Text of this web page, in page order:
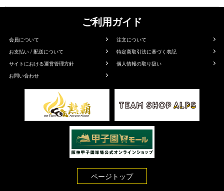
ご利用ガイド
会員について
注文について
お支払い / 配送について
特定商取引法に基づく表記
サイトにおける運営管理方針
個人情報の取り扱い
お問い合わせ
ページトップ